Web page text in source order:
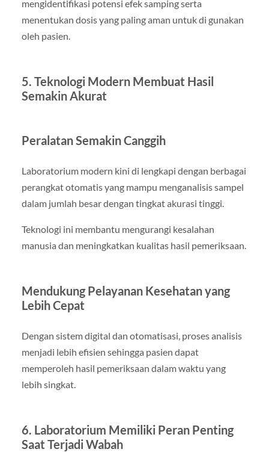
mengidentifikasi potensi efek samping serta
menentukan dosis yang paling aman untuk di gunakan
oleh pasien.
5. Teknologi Modern Membuat Hasil
Semakin Akurat
Peralatan Semakin Canggih
Laboratorium modern kini di lengkapi dengan berbagai
perangkat otomatis yang mampu menganalisis sampel
dalam jumlah besar dengan tingkat akurasi tinggi.
Teknologi ini membantu mengurangi kesalahan
manusia dan meningkatkan kualitas hasil pemeriksaan.
Mendukung Pelayanan Kesehatan yang
Lebih Cepat
Dengan sistem digital dan otomatisasi, proses analisis
menjadi lebih efisien sehingga pasien dapat
memperoleh hasil pemeriksaan dalam waktu yang
lebih singkat.
6. Laboratorium Memiliki Peran Penting
Saat Terjadi Wabah